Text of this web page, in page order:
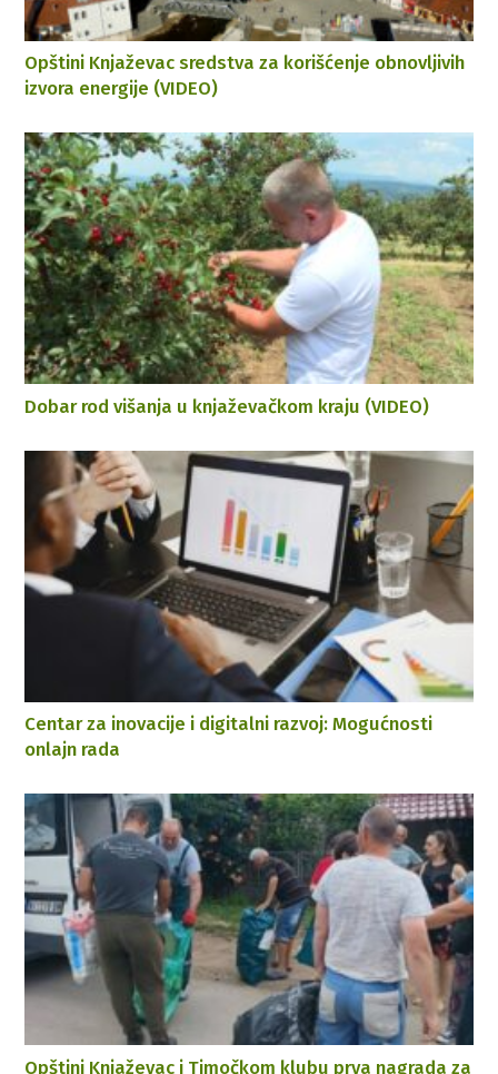
Opštini Knjaževac sredstva za korišćenje obnovljivih
izvora energije (VIDEO)
Dobar rod višanja u knjaževačkom kraju (VIDEO)
Centar za inovacije i digitalni razvoj: Mogućnosti
onlajn rada
Opštini Knjaževac i Timočkom klubu prva nagrada za